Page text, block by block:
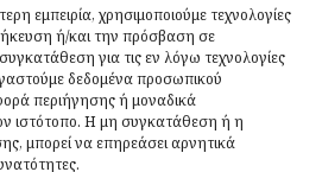
εμπειρία, χρησιμοποιούμε τεχνολογίες
ή/και την πρόσβαση σε
για τις εν λόγω τεχνολογίες
δεδομένα προσωπικού
περιήγησης ή μοναδικά
ιστότοπο. Η μη συγκατάθεση ή η
μπορεί να επηρεάσει αρνητικά
2026